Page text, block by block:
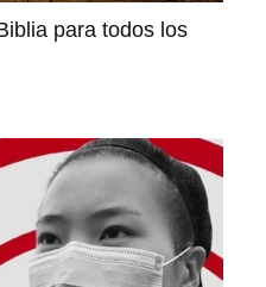
para todos los